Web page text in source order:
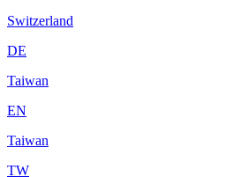
Switzerland
DE
Taiwan
EN
Taiwan
TW